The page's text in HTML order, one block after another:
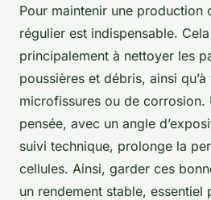
Pour maintenir une production
régulier est indispensable.
principalement à nettoyer les
poussières et débris, ainsi
microfissures ou de corrosion.
pensée, avec un angle
suivi technique, prolonge la
cellules. Ainsi, garder ces
un rendement stable, essentiel